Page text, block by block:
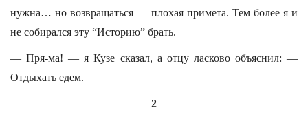
нужна… но возвращаться — плохая примета. Тем более я и
не собирался эту “Историю” брать.
— Пря-ма! — я Кузе сказал, а отцу ласково объяснил: —
Отдыхать едем.
2